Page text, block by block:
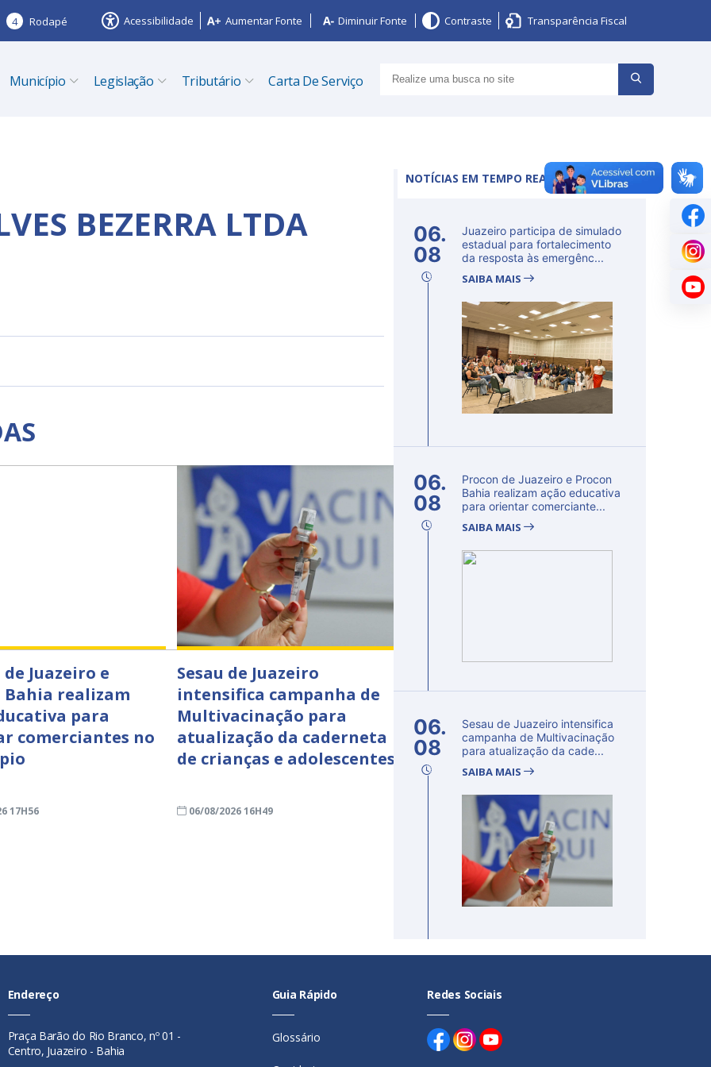
4 Rodapé Acessibilidade Aumentar Fonte Diminuir Fonte Contraste Transparência Fiscal
Município Legislação Tributário Carta De Serviço
BEZERRA LTDA
Juazeiro e
Bahia realizam
para
comerciantes no
17H56
Sesau de Juazeiro
intensifica campanha de
Multivacinação para
atualização da caderneta
de crianças e adolescentes
06/08/2026 16H49
NOTÍCIAS EM TEMPO REAL
06.
08
Juazeiro participa de simulado
estadual para fortalecimento
da resposta às emergênc...
SAIBA MAIS
06.
08
Procon de Juazeiro e Procon
Bahia realizam ação educativa
para orientar comerciante...
SAIBA MAIS
06.
08
Sesau de Juazeiro intensifica
campanha de Multivacinação
para atualização da cade...
SAIBA MAIS
Endereço
Praça Barão do Rio Branco, nº 01 -
Centro, Juazeiro - Bahia
Guia Rápido
Glossário
Redes Sociais